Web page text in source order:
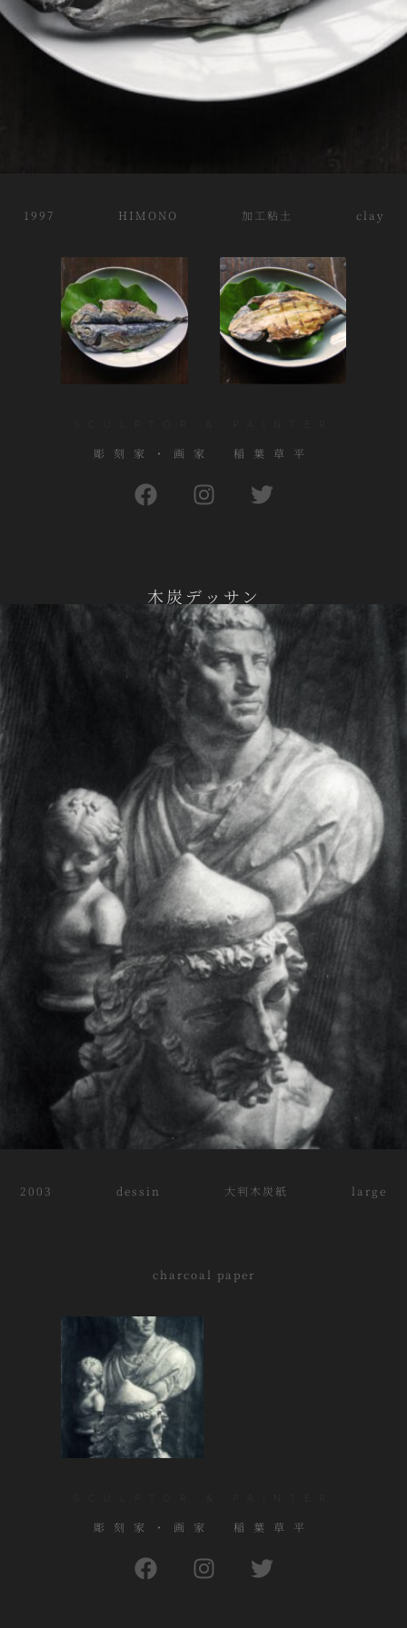
1997 HIMONO 加工粘土 clay
彫刻家・画家 稲葉草平
木炭デッサン
2003 dessin 大判木炭紙 large
charcoal paper
彫刻家・画家 稲葉草平